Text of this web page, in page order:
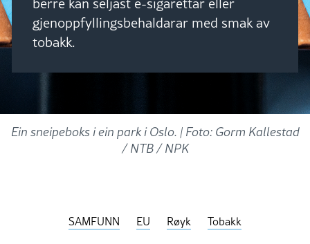
gjenoppfyllingsbehaldarar med smak av
tobakk.
Ein sneipeboks i ein park i Oslo. | Foto: Gorm Kallestad
/ NTB / NPK
SAMFUNN EU Røyk Tobakk